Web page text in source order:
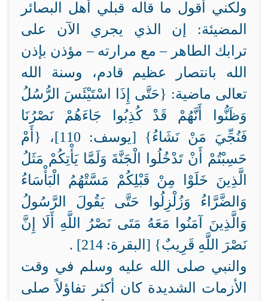
ولكني أقول ما قاله قبلي أهل البصائر
المضيئة: إن الذي يجري الآن على
ترابك الطاهر – مع مرارته – مؤذن بإذن
الله بانتصار عظيم قادم، وسنة الله
تعالى ماضية: {‏حَتَّى إِذَا اسْتَيْئَسَ الرُّسُلُ
وَظَنُّوا أَنَّهُمْ قَدْ كُذِبُوا جَاءَهُمْ نَصْرُنَا
فَنُجِّيَ مَنْ نَشَاءُ} [يوسف: 110]، {‏أَمْ
حَسِبْتُمْ أَنْ تَدْخُلُوا الْجَنَّةَ وَلَمَّا يَأْتِكُمْ مَثَلُ
الَّذِينَ خَلَوْا مِنْ قَبْلِكُمْ مَسَّتْهُمُ الْبَأْسَاءُ
وَالضَّرَّاءُ وَزُلْزِلُوا حَتَّى يَقُولَ الرَّسُولُ
وَالَّذِينَ آمَنُوا مَعَهُ مَتَى نَصْرُ اللَّهِ أَلَا إِنَّ
نَصْرَ اللَّهِ قَرِيبٌ} [البقرة: 214] .
والنبي صلى الله عليه وسلم في وقت
الأزمات الشديدة كان أكثر تفاؤلاً صلى